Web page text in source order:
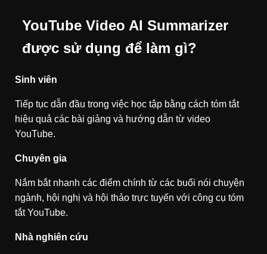
YouTube Video AI Summarizer
được sử dụng để làm gì?
Sinh viên
Tiếp tục dẫn đầu trong việc học tập bằng cách tóm tắt
hiệu quả các bài giảng và hướng dẫn từ video
YouTube.
Chuyên gia
Nắm bắt nhanh các điểm chính từ các buổi nói chuyện
ngành, hội nghị và hội thảo trực tuyến với công cụ tóm
tắt YouTube.
Nhà nghiên cứu